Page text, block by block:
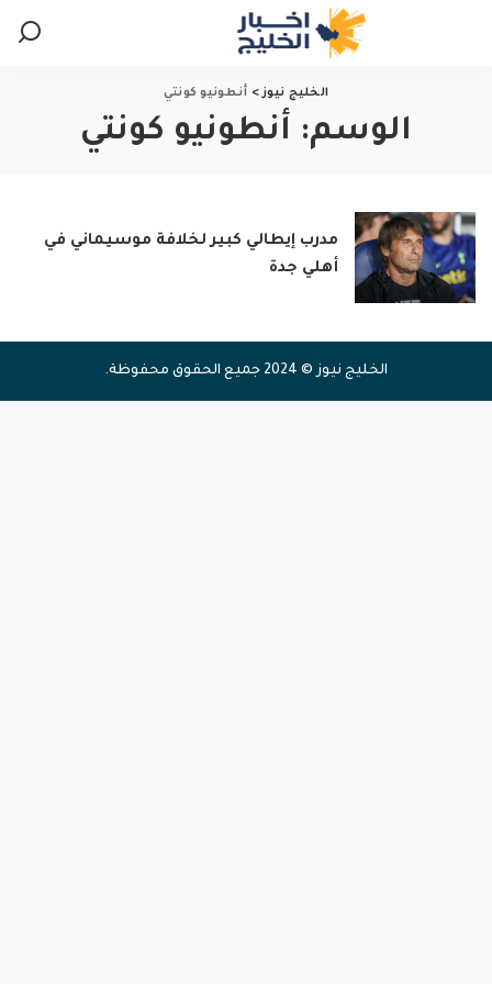
الخليج نيوز> أنطونيو كونتي
الوسم: أنطونيو كونتي
مدرب إيطالي كبير لخلافة موسيماني في
أهلي جدة
الخليج نيوز © 2024 جميع الحقوق محفوظة.